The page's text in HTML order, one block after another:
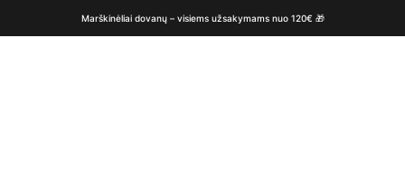
Marškinėliai dovanų – visiems užsakymams nuo 120€ 🎁